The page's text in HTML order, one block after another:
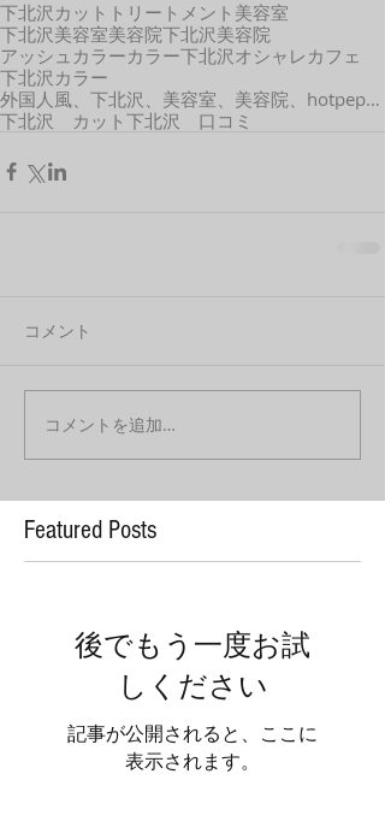
下北沢カット トリートメント 美容室
下北沢美容室美容院下北沢美容院
アッシュカラーカラー下北沢オシャレカフェ
下北沢カラー
外国人風、下北沢、美容室、美容院、hotpepper、口コミ、カット、カラー、外国人風、髪型
下北沢 カット 下北沢 口コミ
コメント
コメントを追加…
Featured Posts
後でもう一度お試
しください
記事が公開されると、ここに
表示されます。